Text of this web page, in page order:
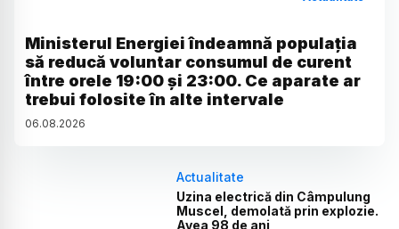
Ministerul Energiei îndeamnă populația
să reducă voluntar consumul de curent
între orele 19:00 și 23:00. Ce aparate ar
trebui folosite în alte intervale
06.08.2026
Actualitate
Uzina electrică din Câmpulung
Muscel, demolată prin explozie.
Avea 98 de ani